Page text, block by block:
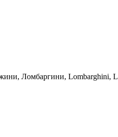
Ломбаргини, Lombarghini,